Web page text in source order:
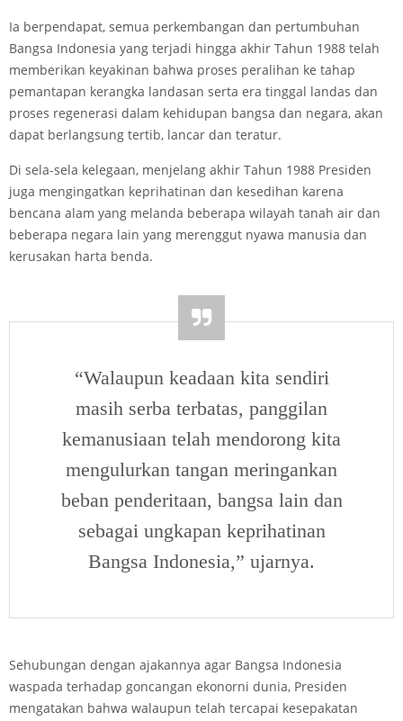
Ia berpendapat, semua perkembangan dan pertumbuhan
Bangsa Indonesia yang terjadi hingga akhir Tahun 1988 telah
memberikan keyakinan bahwa proses peralihan ke tahap
pemantapan kerangka landasan serta era tinggal landas dan
proses regenerasi dalam kehidupan bangsa dan negara, akan
dapat berlangsung tertib, lancar dan teratur.
Di sela-sela kelegaan, menjelang akhir Tahun 1988 Presiden
juga mengingatkan keprihatinan dan kesedihan karena
bencana alam yang melanda beberapa wilayah tanah air dan
beberapa negara lain yang merenggut nyawa manusia dan
kerusakan harta benda.
“Walaupun keadaan kita sendiri
masih serba terbatas, panggilan
kemanusiaan telah mendorong kita
mengulurkan tangan meringankan
beban penderitaan, bangsa lain dan
sebagai ungkapan keprihatinan
Bangsa Indonesia,” ujarnya.
Sehubungan dengan ajakannya agar Bangsa Indonesia
waspada terhadap goncangan ekonorni dunia, Presiden
mengatakan bahwa walaupun telah tercapai kesepakatan